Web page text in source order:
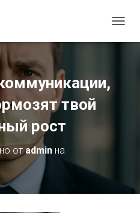
твой
рост
отadmin на